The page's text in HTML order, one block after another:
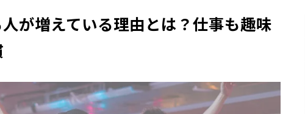
が増えている理由とは？仕事も趣味